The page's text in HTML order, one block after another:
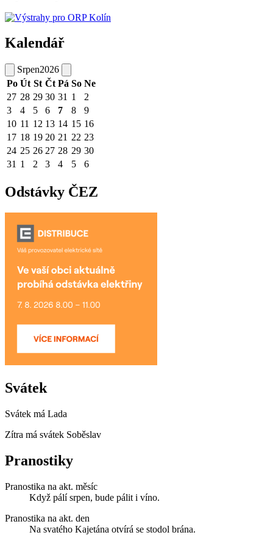
Kalendář
Srpen2026
Po Út St Čt Pá So Ne
27 28 29 30 31 1
2
3
4 5 6 7 8
9
10 11 12 13 14 15 16
17 18 19 20 21 22 23
24 25 26 27 28 29 30
31 1 2 3 4 5 6
Odstávky ČEZ
Svátek
Svátek má Lada
Zítra má svátek Soběslav
Pranostiky
Pranostika na akt. měsíc
Když pálí srpen, bude pálit i víno.
Pranostika na akt. den
Na svatého Kajetána otvírá se stodol brána.